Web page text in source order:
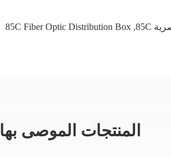
,
85C Fiber Optic Distribution Box
المنتجات الموصى بها